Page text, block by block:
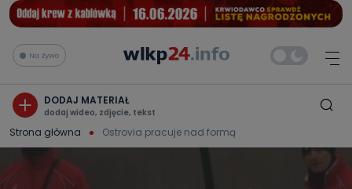
Na żywo
DODAJ MATERIAŁ
dodaj wideo, zdjęcie, tekst
Strona główna Ostrovia pracuje nad formą